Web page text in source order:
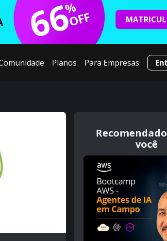
66
%
OFF
Planos Para Empresas
você